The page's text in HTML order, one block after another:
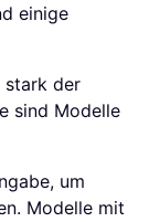
einige
stark der
sind Modelle
um
Modelle mit